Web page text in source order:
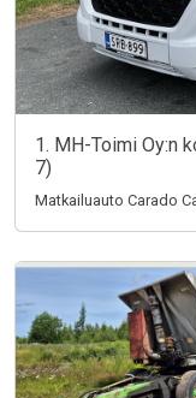
1. MH-Toimi Oy:n
7)
Matkailuauto Carado